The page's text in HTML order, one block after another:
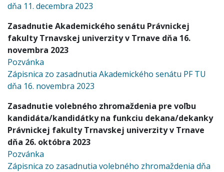
dňa 11. decembra 2023
Zasadnutie Akademického senátu Právnickej
fakulty Trnavskej univerzity v Trnave dňa 16.
novembra 2023
Pozvánka
Zápisnica zo zasadnutia Akademického senátu PF TU
dňa 16. novembra 2023
Zasadnutie volebného zhromaždenia pre voľbu
kandidáta/kandidátky na funkciu dekana/dekanky
Právnickej fakulty Trnavskej univerzity v Trnave
dňa 26. októbra 2023
Pozvánka
Zápisnica zo zasadnutia volebného zhromaždenia dňa